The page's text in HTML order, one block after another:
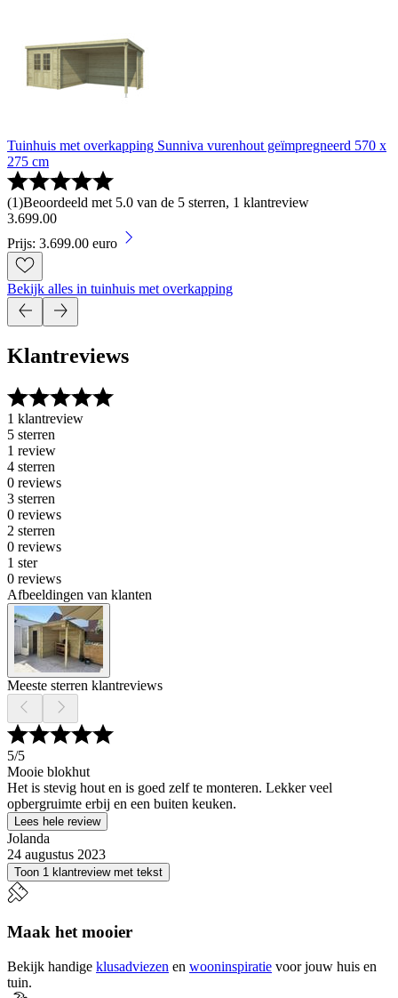
Tuinhuis met overkapping Sunniva vurenhout geïmpregneerd 570 x
275 cm
(1)Beoordeeld met 5.0 van de 5 sterren, 1 klantreview
3.699.00
Prijs: 3.699.00 euro
Bekijk alles in tuinhuis met overkapping
Klantreviews
1 klantreview
5 sterren
1 review
4 sterren
0 reviews
3 sterren
0 reviews
2 sterren
0 reviews
1 ster
0 reviews
Afbeeldingen van klanten
Meeste sterren klantreviews
5/5
Mooie blokhut
Het is stevig hout en is goed zelf te monteren. Lekker veel
opbergruimte erbij en een buiten keuken.
Lees hele review
Jolanda
24 augustus 2023
Toon 1 klantreview met tekst
Maak het mooier
Bekijk handige klusadviezen en wooninspiratie voor jouw huis en
tuin.